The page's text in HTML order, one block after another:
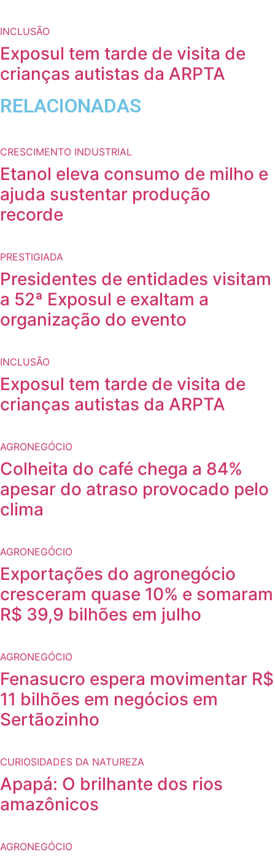
INCLUSÃO
Exposul tem tarde de visita de
crianças autistas da ARPTA
RELACIONADAS
CRESCIMENTO INDUSTRIAL
Etanol eleva consumo de milho e
ajuda sustentar produção
recorde
PRESTIGIADA
Presidentes de entidades visitam
a 52ª Exposul e exaltam a
organização do evento
INCLUSÃO
Exposul tem tarde de visita de
crianças autistas da ARPTA
AGRONEGÓCIO
Colheita do café chega a 84%
apesar do atraso provocado pelo
clima
AGRONEGÓCIO
Exportações do agronegócio
cresceram quase 10% e somaram
R$ 39,9 bilhões em julho
AGRONEGÓCIO
Fenasucro espera movimentar R$
11 bilhões em negócios em
Sertãozinho
CURIOSIDADES DA NATUREZA
Apapá: O brilhante dos rios
amazônicos
AGRONEGÓCIO